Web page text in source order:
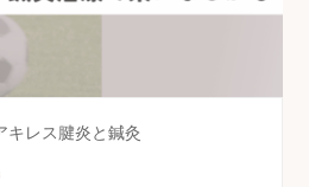
キレス腱炎と鍼灸